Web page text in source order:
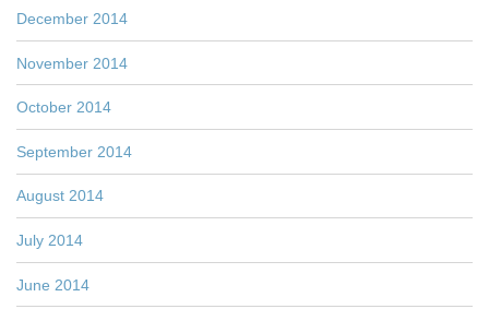
December 2014
November 2014
October 2014
September 2014
August 2014
July 2014
June 2014